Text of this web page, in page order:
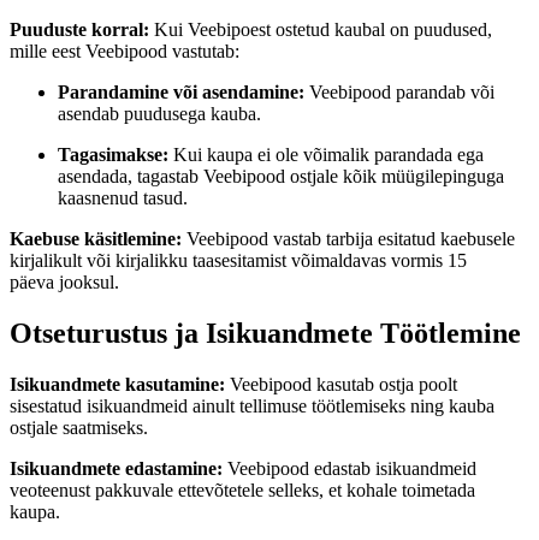
Puuduste korral: Kui Veebipoest ostetud kaubal on puudused,
mille eest Veebipood vastutab:
Parandamine või asendamine: Veebipood parandab või
asendab puudusega kauba.
Tagasimakse: Kui kaupa ei ole võimalik parandada ega
asendada, tagastab Veebipood ostjale kõik müügilepinguga
kaasnenud tasud.
Kaebuse käsitlemine: Veebipood vastab tarbija esitatud kaebusele
kirjalikult või kirjalikku taasesitamist võimaldavas vormis 15
päeva jooksul.
Otseturustus ja Isikuandmete Töötlemine
Isikuandmete kasutamine: Veebipood kasutab ostja poolt
sisestatud isikuandmeid ainult tellimuse töötlemiseks ning kauba
ostjale saatmiseks.
Isikuandmete edastamine: Veebipood edastab isikuandmeid
veoteenust pakkuvale ettevõtetele selleks, et kohale toimetada
kaupa.